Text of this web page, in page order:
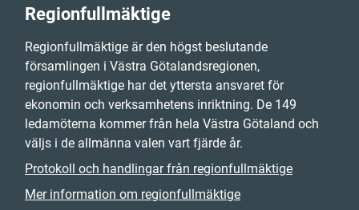
Regionfullmäktige
Regionfullmäktige är den högst beslutande
församlingen i Västra Götalandsregionen,
regionfullmäktige har det yttersta ansvaret för
ekonomin och verksamhetens inriktning. De 149
ledamöterna kommer från hela Västra Götaland och
väljs i de allmänna valen vart fjärde år.
Protokoll och handlingar från regionfullmäktige
Mer information om regionfullmäktige